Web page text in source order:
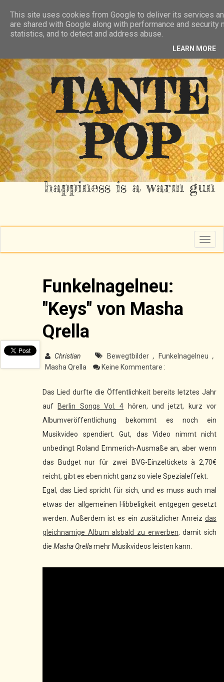
RSS FEED
TANTE
POP
happiness is a warm gun
T
o
g
Funkelnagelneu:
"Keys" von Masha
Qrella
Christian Bewegtbilder , Funkelnagelneu,
Masha Qrella
Keine Kommentare :
Das Lied durfte die Öffentlichkeit bereits letztes Jahr
auf
Berlin Songs Vol. 4 hören, und jetzt, kurz vor
Albumveröffentlichung bekommt es noch ein
Musikvideo spendiert. Gut, das Video nimmt nicht
unbedingt Roland Emmerich-Ausmaße an, aber wenn
das Budget nur für zwei BVG-Einzeltickets à 2,70€
reicht, gibt es eben nicht ganz so viele Spezialeffekt.
Egal, das Lied spricht für sich, und es muss auch mal
etwas der allgemeinen Hibbeligkeit entgegen gesetzt
werden. Außerdem ist es ein zusätzlicher Anreiz das
gleichnamige Album alsbald zu erwerben, damit sich
die Masha Qrellamehr Musikvideos leisten kann.
This site uses cookies from Google to deliver its services
are shared with Google along with performance and
statistics, and to detect and address abuse.
LEARN MORE